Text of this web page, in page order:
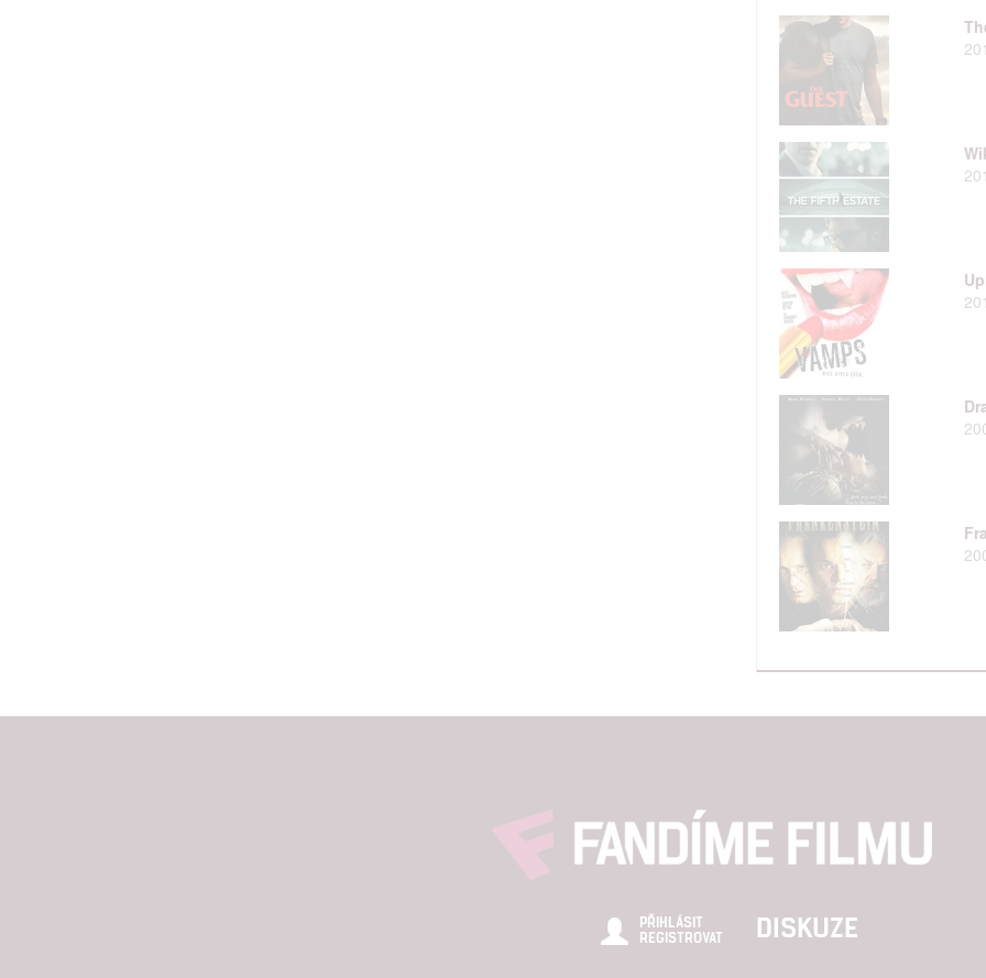
PŘIHLÁSIT
REGISTROVAT
DISKUZE
možnost: Zajištění bezpečnosti, předcházení a zjišťování podvodů a